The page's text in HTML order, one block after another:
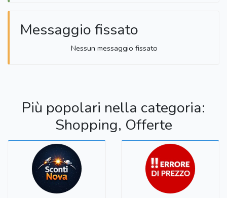
Messaggio fissato
Nessun messaggio fissato
Più popolari nella categoria:
Shopping, Offerte